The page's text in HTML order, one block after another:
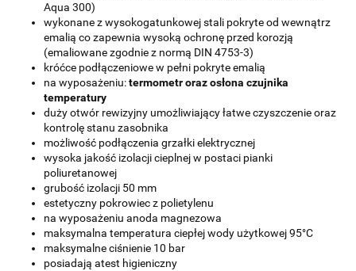
Aqua 300)
wykonane z wysokogatunkowej stali pokryte od wewnątrz
emalią co zapewnia wysoką ochronę przed korozją
(emaliowane zgodnie z normą DIN 4753-3)
króćce podłączeniowe w pełni pokryte emalią
na wyposażeniu:termometr oraz osłona czujnika
temperatury
duży otwór rewizyjny umożliwiający łatwe czyszczenie oraz
kontrolę stanu zasobnika
możliwość podłączenia grzałki elektrycznej
wysoka jakość izolacji cieplnej w postaci pianki
poliuretanowej
grubość izolacji 50 mm
estetyczny pokrowiec z polietylenu
na wyposażeniu anoda magnezowa
maksymalna temperatura ciepłej wody użytkowej 95°C
maksymalne ciśnienie 10 bar
posiadają atest higieniczny